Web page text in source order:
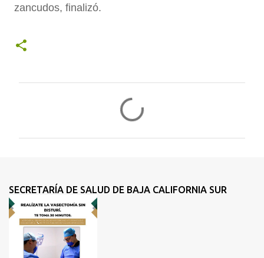
zancudos, finalizó.
t
a
r
o
SECRETARÍA DE SALUD DE BAJA CALIFORNIA SUR